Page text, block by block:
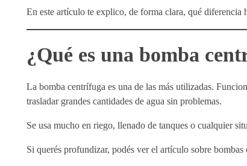
En este artículo te explico, de forma clara, qué diferencia
¿Qué es una bomba
La bomba centrífuga es una de las más utilizadas.
trasladar grandes cantidades de agua sin problemas.
Se usa mucho en riego, llenado de tanques o cualquier
Si querés profundizar, podés ver el artículo sobre